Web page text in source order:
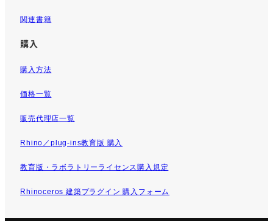
関連書籍
購入
購入方法
価格一覧
販売代理店一覧
Rhino／plug-ins教育版 購入
教育版・ラボラトリーライセンス購入規定
Rhinoceros 建築プラグイン 購入フォーム